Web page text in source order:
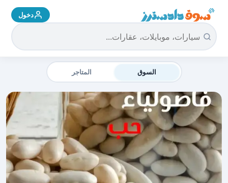
سوق دادسترز الرئيسية دخول
السوق المتاجر